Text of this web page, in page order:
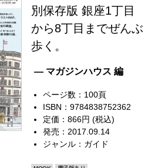
別保存版 銀座1丁目
から8丁目までぜんぶ
歩く。
— マガジンハウス 編
ページ数：100頁
ISBN：9784838752362
定価：866円 (税込)
発売：2017.09.14
ジャンル： ガイド